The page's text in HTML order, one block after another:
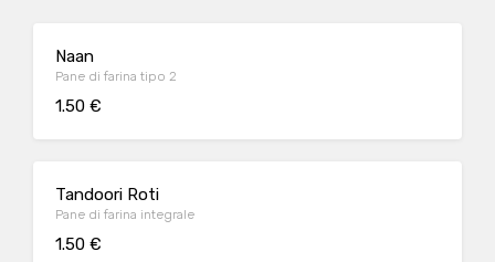
Naan
Pane di farina tipo 2
1.50 €
Tandoori Roti
Pane di farina integrale
1.50 €